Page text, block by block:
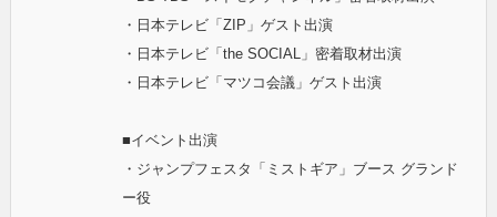
・日本テレビ「ZIP」ゲスト出演
・日本テレビ「the SOCIAL」密着取材出演
・日本テレビ「マツコ会議」ゲスト出演
■イベント出演
・ジャンプフェスタ「ミストギア」ブース グランド
ー役